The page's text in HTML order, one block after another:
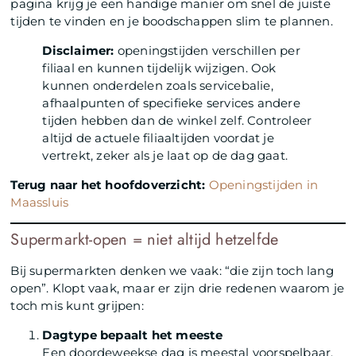
pagina krijg je een handige manier om snel de juiste
tijden te vinden en je boodschappen slim te plannen.
Disclaimer: openingstijden verschillen per
filiaal en kunnen tijdelijk wijzigen. Ook
kunnen onderdelen zoals servicebalie,
afhaalpunten of specifieke services andere
tijden hebben dan de winkel zelf. Controleer
altijd de actuele filiaaltijden voordat je
vertrekt, zeker als je laat op de dag gaat.
Terug naar het hoofdoverzicht: Openingstijden in
Maassluis
Supermarkt-open = niet altijd hetzelfde
Bij supermarkten denken we vaak: “die zijn toch lang
open”. Klopt vaak, maar er zijn drie redenen waarom je
toch mis kunt grijpen:
Dagtype bepaalt het meeste
Een doordeweekse dag is meestal voorspelbaar.